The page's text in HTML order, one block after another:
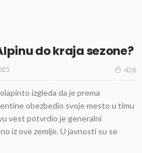
do kraja sezone?
428
izgleda da je prema
obezbedio svoje mesto u timu
vest potvrdio je generalni
iz ove zemlje. U javnosti su se